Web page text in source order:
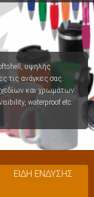
υψηλής
τις ανάγκες σας.
και χρωμάτων.
waterproof etc.
ΕΙΔΗ ΕΝΔΥΣΗΣ